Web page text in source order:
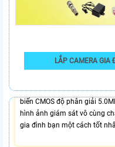
LẮP CAMERA GIA
7,100,000 VNĐ
chuyển động bất thường một
biến CMOS độ phân giải
hình ảnh giám sát vô cùng
gia đình bạn một cách tốt